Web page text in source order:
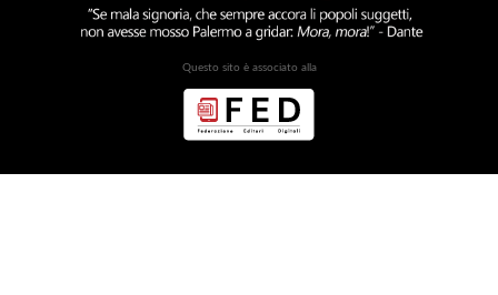
Questo sito è associato alla